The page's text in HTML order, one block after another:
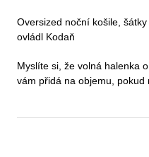
Oversized noční košile,
ovládl Kodaň
Myslíte si, že volná halenka
vám přidá na objemu, pokud